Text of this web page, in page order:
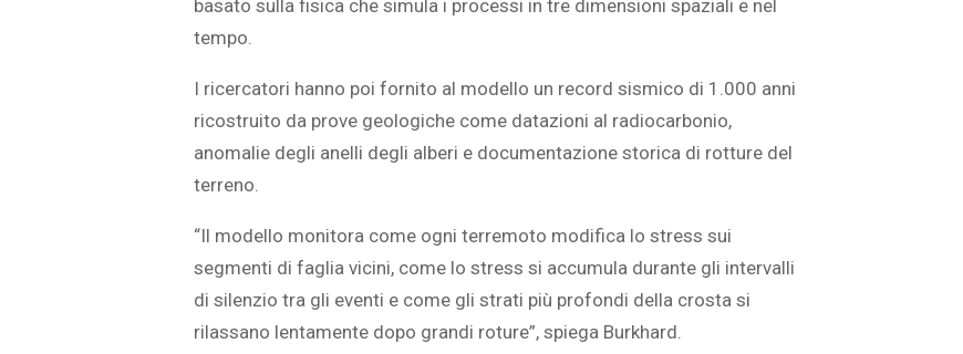
basato sulla fisica che simula i processi in tre dimensioni spaziali e nel
tempo.
I ricercatori hanno poi fornito al modello un record sismico di 1.000 anni
ricostruito da prove geologiche come datazioni al radiocarbonio,
anomalie degli anelli degli alberi e documentazione storica di rotture del
terreno.
“Il modello monitora come ogni terremoto modifica lo stress sui
segmenti di faglia vicini, come lo stress si accumula durante gli intervalli
di silenzio tra gli eventi e come gli strati più profondi della crosta si
rilassano lentamente dopo grandi roture”, spiega Burkhard.